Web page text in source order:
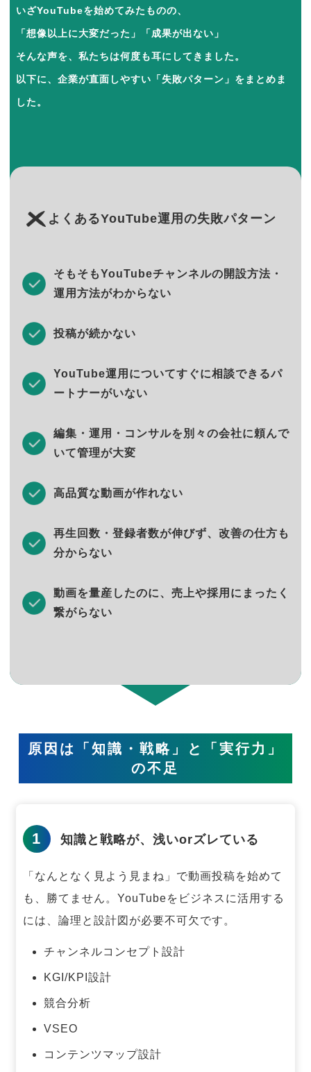
いざYouTubeを始めてみたものの、
「想像以上に大変だった」「成果が出ない」
そんな声を、私たちは何度も耳にしてきました。
以下に、企業が直面しやすい「失敗パターン」をまとめま
した。
よくあるYouTube運用の失敗パターン
そもそもYouTubeチャンネルの開設方法・
運用方法がわからない
投稿が続かない
YouTube運用についてすぐに相談できるパ
ートナーがいない
編集・運用・コンサルを別々の会社に頼んで
いて管理が大変
高品質な動画が作れない
再生回数・登録者数が伸びず、改善の仕方も
分からない
動画を量産したのに、売上や採用にまったく
繋がらない
原因は「知識・戦略」と「実行力」
の不足
1 知識と戦略が、浅いorズレている
「なんとなく見よう見まね」で動画投稿を始めて
も、勝てません。 YouTubeをビジネスに活用する
には、論理と設計図が必要不可欠です。
チャンネルコンセプト設計
KGI/KPI設計
競合分析
VSEO
コンテンツマップ設計